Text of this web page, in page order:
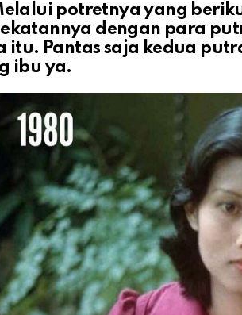
potretnya yang
dengan para
itu. Pantas saja kedua
ibu ya.